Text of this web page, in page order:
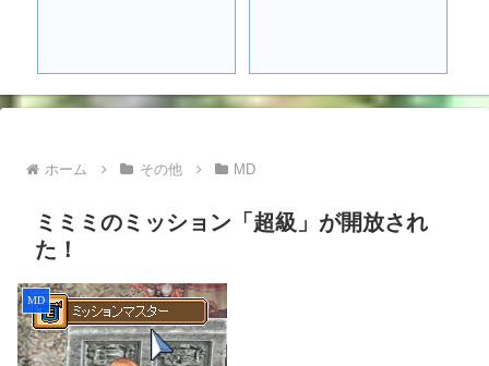
ホーム その他 MD
ミミミのミッション「超級」が開放され
た！
MD